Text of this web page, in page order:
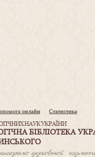
онлайн Статистика
НАУК УКРАЇНИ
БІБЛІОТЕКА